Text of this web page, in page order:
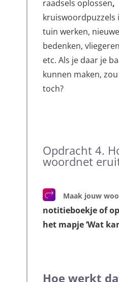
raadsels oplossen,
kruiswoordpuzzels
tuin werken,
bedenken,
etc. Als je daar je
kunnen maken,
toch?
Opdracht 4.
woordnet
Maak jouw
notitieboekje of
het mapje ‘Wat
Hoe werkt